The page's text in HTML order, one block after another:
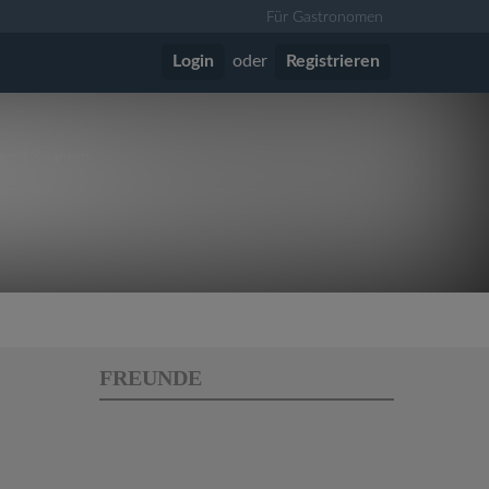
Für Gastronomen
Login oder Registrieren
FREUNDE